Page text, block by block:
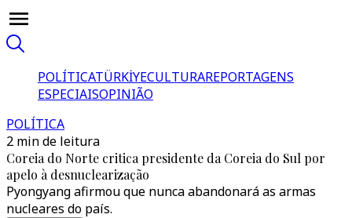
POLÍTICATÜRKİYECULTURAREPORTAGENS
ESPECIAISOPINIÃO
POLÍTICA
2 min de leitura
Coreia do Norte critica presidente da Coreia do Sul por
apelo à desnuclearização
Pyongyang afirmou que nunca abandonará as armas
nucleares do país.